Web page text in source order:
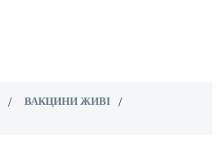
ВАКЦИНИ ЖИВІ